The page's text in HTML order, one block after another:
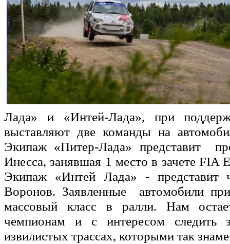
Лада» и «Интей-Лада», при
выставляют две команды на
Экипаж «Питер-Лада» представит
Инесса, занявшая 1 место в зачете
Экипаж «Интей Лада» - представит
Воронов. Заявленные автомобили
массовый класс в ралли. Нам
чемпионам и с интересом следить
извилистых трассах, которыми так